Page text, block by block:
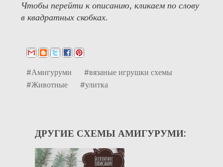
Чтобы перейти к описанию, кликаем по слову
в квадратных скобках.
#Амигуруми
#вязаные игрушки схемы
#Животные
#улитка
ДРУГИЕ СХЕМЫ АМИГУРУМИ: